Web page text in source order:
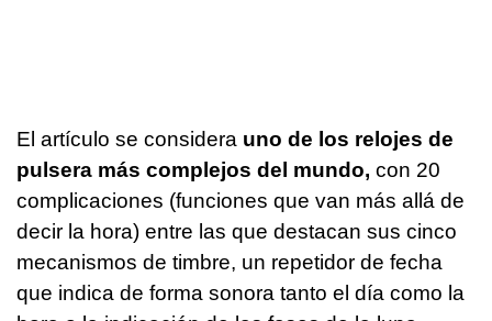
El artículo se considera uno de los relojes de
pulsera más complejos del mundo, con 20
complicaciones (funciones que van más allá de
decir la hora) entre las que destacan sus cinco
mecanismos de timbre, un repetidor de fecha
que indica de forma sonora tanto el día como la